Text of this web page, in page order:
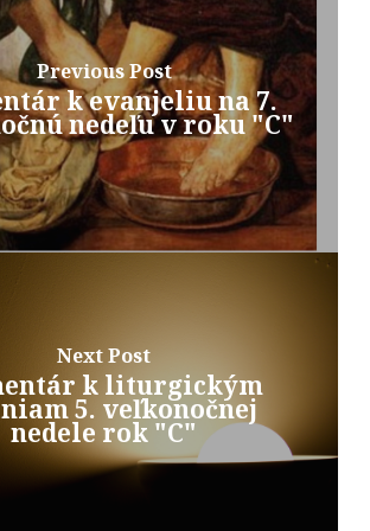
Previous Post
k evanjeliu na 7.
nedeľu v roku "C"
Next Post
k liturgickým
5. veľkonočnej
nedele rok "C"